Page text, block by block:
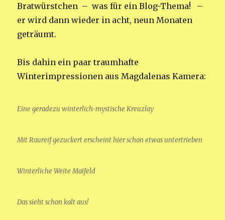
Bratwürstchen – was für ein Blog-Thema! –
er wird dann wieder in acht, neun Monaten
geträumt.
Bis dahin ein paar traumhafte
Winterimpressionen aus Magdalenas Kamera:
Eine geradezu winterlich-mystische Kreuzlay
Mit Raureif gezuckert erscheint hier schon etwas untertrieben
Winterliche Weite Maifeld
Das sieht schon kalt aus!